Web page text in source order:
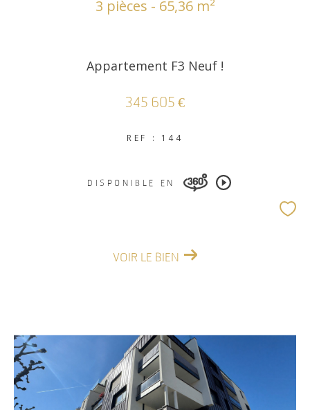
3 pièces - 65,36 m²
Appartement F3 Neuf !
345 605 €
REF : 144
DISPONIBLE EN
VOIR LE BIEN